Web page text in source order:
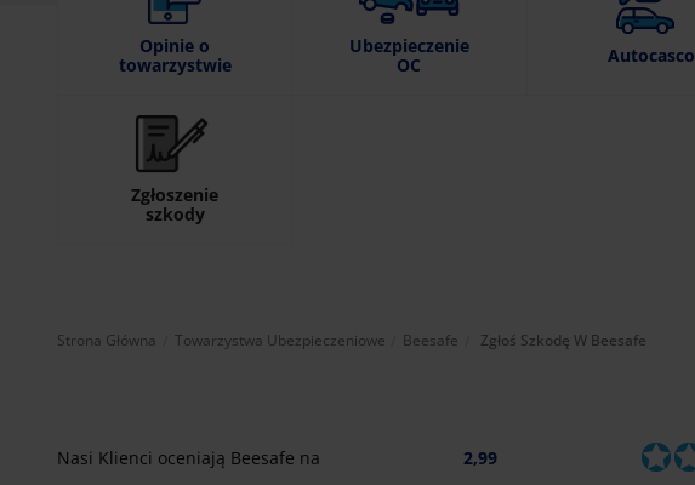
Opinie o
towarzystwie
Ubezpieczenie
OC
Autocasco
Zgłoszenie
szkody
Strona Główna Towarzystwa Ubezpieczeniowe Beesafe Aktualnie:
Zgłoś Szkodę W Beesafe
Nasi Klienci oceniają Beesafe na 2,99